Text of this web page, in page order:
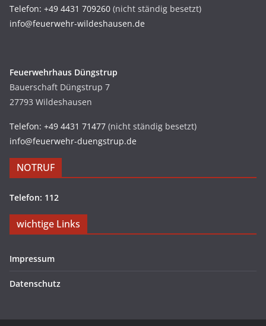
Telefon: +49 4431 709260 (nicht ständig besetzt)
info@feuerwehr-wildeshausen.de
Feuerwehrhaus Düngstrup
Bauerschaft Düngstrup 7
27793 Wildeshausen
Telefon: +49 4431 71477 (nicht ständig besetzt)
info@feuerwehr-duengstrup.de
NOTRUF
Telefon: 112
wichtige Links
Impressum
Datenschutz